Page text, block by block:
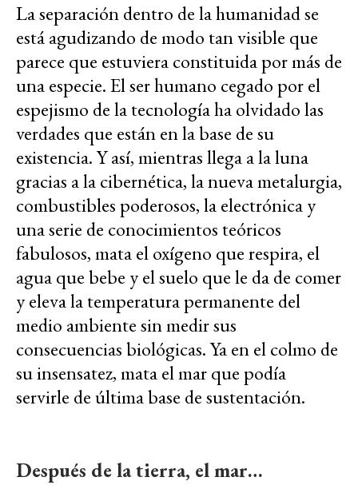
La separación dentro de la humanidad se
está agudizando de modo tan visible que
parece que estuviera constituida por más de
una especie. El ser humano cegado por el
espejismo de la tecnología ha olvidado las
verdades que están en la base de su
existencia. Y así, mientras llega a la luna
gracias a la cibernética, la nueva metalurgia,
combustibles poderosos, la electrónica y
una serie de conocimientos teóricos
fabulosos, mata el oxígeno que respira, el
agua que bebe y el suelo que le da de comer
y eleva la temperatura permanente del
medio ambiente sin medir sus
consecuencias biológicas. Ya en el colmo de
su insensatez, mata el mar que podía
servirle de última base de sustentación.
Después de la tierra, el mar…